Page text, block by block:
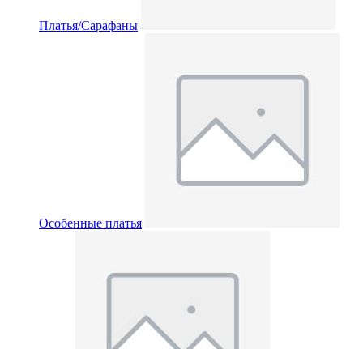
Платья/Сарафаны
Особенные платья